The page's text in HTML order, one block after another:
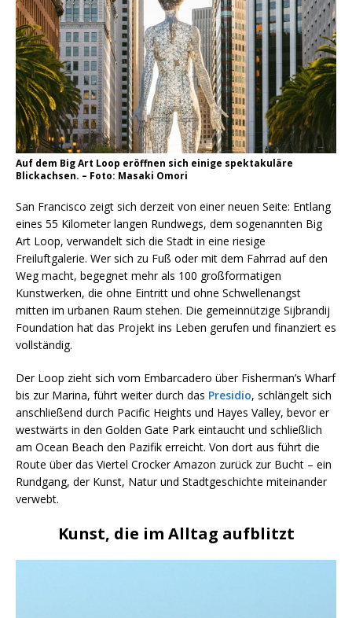
Auf dem Big Art Loop eröffnen sich einige spektakuläre
Blickachsen. – Foto: Masaki Omori
San Francisco zeigt sich derzeit von einer neuen Seite: Entlang
eines 55 Kilometer langen Rundwegs, dem sogenannten Big
Art Loop, verwandelt sich die Stadt in eine riesige
Freiluftgalerie. Wer sich zu Fuß oder mit dem Fahrrad auf den
Weg macht, begegnet mehr als 100 großformatigen
Kunstwerken, die ohne Eintritt und ohne Schwellenangst
mitten im urbanen Raum stehen. Die gemeinnützige Sijbrandij
Foundation hat das Projekt ins Leben gerufen und finanziert es
vollständig.
Der Loop zieht sich vom Embarcadero über Fisherman’s Wharf
bis zur Marina, führt weiter durch das Presidio, schlängelt sich
anschließend durch Pacific Heights und Hayes Valley, bevor er
westwärts in den Golden Gate Park eintaucht und schließlich
am Ocean Beach den Pazifik erreicht. Von dort aus führt die
Route über das Viertel Crocker Amazon zurück zur Bucht – ein
Rundgang, der Kunst, Natur und Stadtgeschichte miteinander
verwebt.
Kunst, die im Alltag aufblitzt